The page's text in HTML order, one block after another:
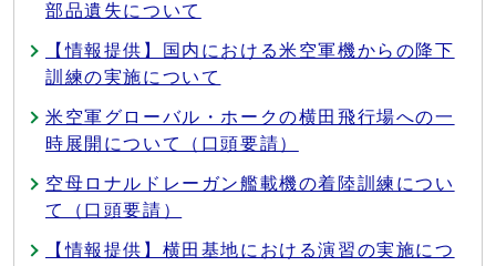
部品遺失について
【情報提供】国内における米空軍機からの降下
訓練の実施について
米空軍グローバル・ホークの横田飛行場への一
時展開について（口頭要請）
空母ロナルドレーガン艦載機の着陸訓練につい
て（口頭要請）
【情報提供】横田基地における演習の実施につ